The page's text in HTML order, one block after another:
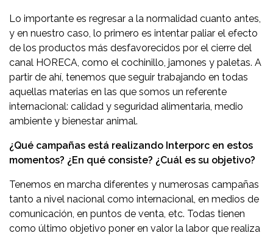
Lo importante es regresar a la normalidad cuanto antes,
y en nuestro caso, lo primero es intentar paliar el efecto
de los productos más desfavorecidos por el cierre del
canal HORECA, como el cochinillo, jamones y paletas. A
partir de ahí, tenemos que seguir trabajando en todas
aquellas materias en las que somos un referente
internacional: calidad y seguridad alimentaria, medio
ambiente y bienestar animal.
¿Qué campañas está realizando Interporc en estos
momentos? ¿En qué consiste? ¿Cuál es su objetivo?
Tenemos en marcha diferentes y numerosas campañas
tanto a nivel nacional como internacional, en medios de
comunicación, en puntos de venta, etc. Todas tienen
como último objetivo poner en valor la labor que realiza